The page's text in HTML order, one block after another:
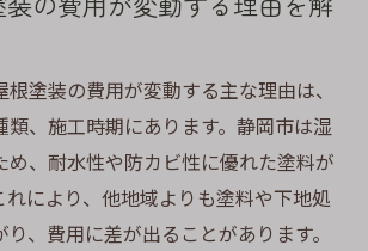
塗装の費用が変動する主な理由は、
類、施工時期にあります。静岡市は湿
め、耐水性や防カビ性に優れた塗料が
により、他地域よりも塗料や下地処
、費用に差が出ることがあります。